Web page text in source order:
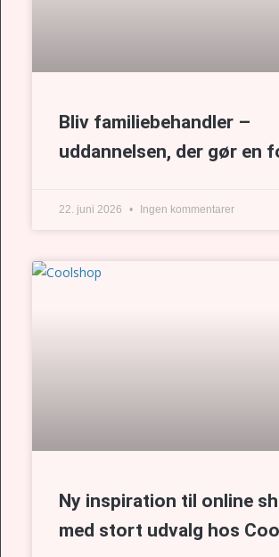
Bliv familiebehandler –
uddannelsen, der gør en
22. juni 2026 Ingen kommentarer
Ny inspiration til online
med stort udvalg hos